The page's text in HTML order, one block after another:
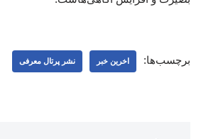
برچسب‌ها: اخرین خبر نشر پرتال معرفی